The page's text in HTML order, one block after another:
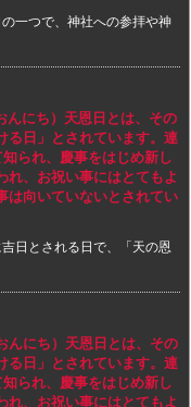
一つで、神社への参拝や神
にち）天恩日とは、その
る日」とされています。連
られ、慶事をはじめ新し
れ、お祝い事にはとてもよ
は向いていないとされてい
日とされる日で、「天の恩
にち）天恩日とは、その
る日」とされています。連
られ、慶事をはじめ新し
れ、お祝い事にはとてもよ